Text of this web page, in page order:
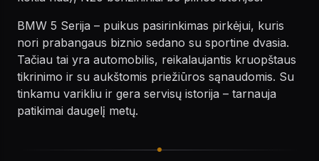
BMW 5 Serija – puikus pasirinkimas pirkėjui, kuris
nori prabangaus biznio sedano su sportine dvasia.
Tačiau tai yra automobilis, reikalaujantis kruopštaus
tikrinimo ir su aukštomis priežiūros sąnaudomis. Su
tinkamu varikliu ir gera servisų istorija – tarnauja
patikimai daugelį metų.